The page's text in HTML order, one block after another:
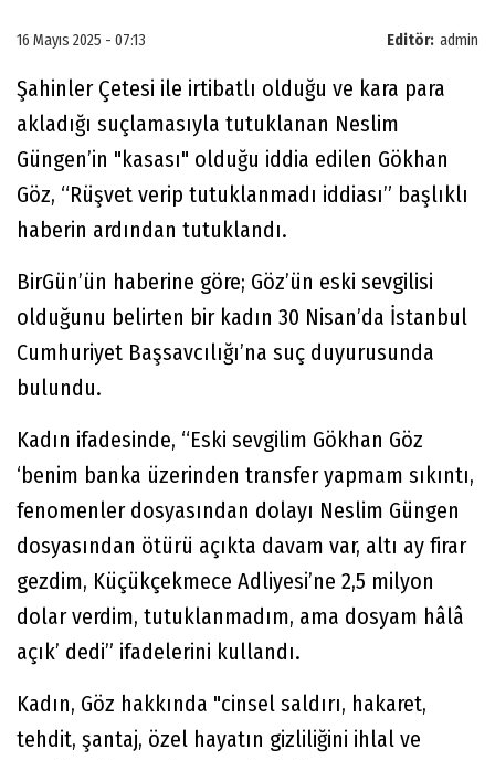
Editör: admin
16 Mayıs 2025 - 07:13
Şahinler Çetesi ile irtibatlı olduğu ve kara para
akladığı suçlamasıyla tutuklanan Neslim
Güngen’in "kasası" olduğu iddia edilen Gökhan
Göz, “Rüşvet verip tutuklanmadı iddiası” başlıklı
haberin ardından tutuklandı.
BirGün’ün haberine göre; Göz’ün eski sevgilisi
olduğunu belirten bir kadın 30 Nisan’da İstanbul
Cumhuriyet Başsavcılığı’na suç duyurusunda
bulundu.
Kadın ifadesinde, “Eski sevgilim Gökhan Göz
‘benim banka üzerinden transfer yapmam sıkıntı,
fenomenler dosyasından dolayı Neslim Güngen
dosyasından ötürü açıkta davam var, altı ay firar
gezdim, Küçükçekmece Adliyesi’ne 2,5 milyon
dolar verdim, tutuklanmadım, ama dosyam hâlâ
açık’ dedi” ifadelerini kullandı.
Kadın, Göz hakkında "cinsel saldırı, hakaret,
tehdit, şantaj, özel hayatın gizliliğini ihlal ve